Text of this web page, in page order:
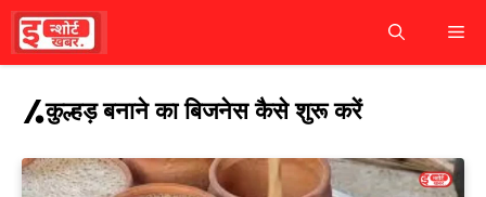
Skip
content
कुल्हड़ बनाने का बिजनेस कैसे शुरू करें